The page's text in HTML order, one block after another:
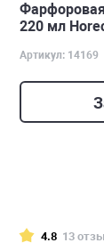
220 мл
Артикул: 14169
4.8 13